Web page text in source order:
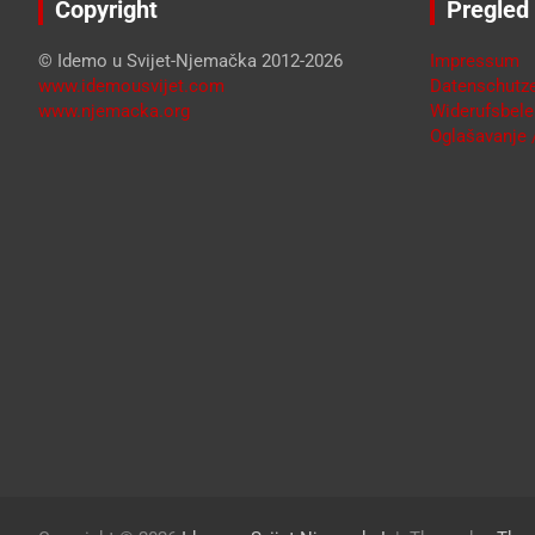
Copyright
© Idemo u Svijet-Njemačka 2012-2026
www.idemousvijet.com
www.njemacka.org
Pregled
Impressum